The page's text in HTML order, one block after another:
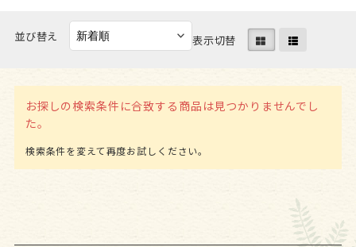
並び替え 表示切替
お探しの検索条件に合致する商品は見つかりませんでし
た。